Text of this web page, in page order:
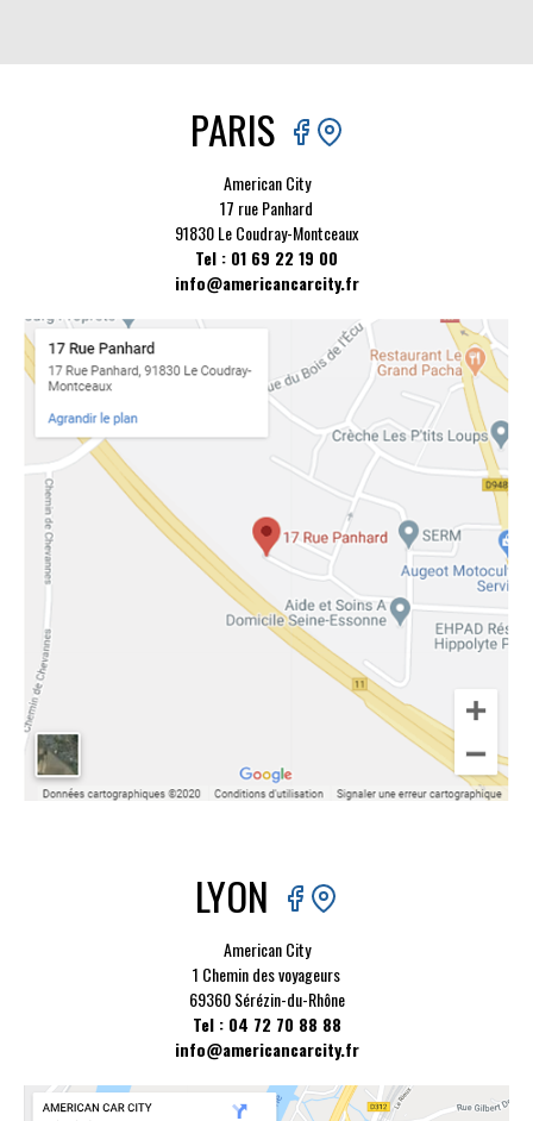
PARIS
American City
17 rue Panhard
91830 Le Coudray-Montceaux
Tel : 01 69 22 19 00
info@americancarcity.fr
LYON
American City
1 Chemin des voyageurs
69360 Sérézin-du-Rhône
Tel : 04 72 70 88 88
info@americancarcity.fr